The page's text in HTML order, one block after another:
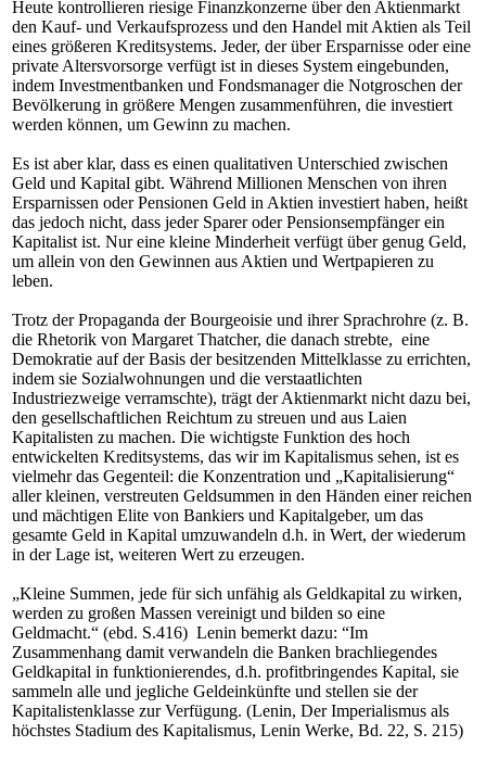
Heute kontrollieren riesige Finanzkonzerne über den Aktienmarkt
den Kauf- und Verkaufsprozess und den Handel mit Aktien als Teil
eines größeren Kreditsystems. Jeder, der über Ersparnisse oder eine
private Altersvorsorge verfügt ist in dieses System eingebunden,
indem Investmentbanken und Fondsmanager die Notgroschen der
Bevölkerung in größere Mengen zusammenführen, die investiert
werden können, um Gewinn zu machen.
Es ist aber klar, dass es einen qualitativen Unterschied zwischen
Geld und Kapital gibt. Während Millionen Menschen von ihren
Ersparnissen oder Pensionen Geld in Aktien investiert haben, heißt
das jedoch nicht, dass jeder Sparer oder Pensionsempfänger ein
Kapitalist ist. Nur eine kleine Minderheit verfügt über genug Geld,
um allein von den Gewinnen aus Aktien und Wertpapieren zu
leben.
Trotz der Propaganda der Bourgeoisie und ihrer Sprachrohre (z. B.
die Rhetorik von Margaret Thatcher, die danach strebte, eine
Demokratie auf der Basis der besitzenden Mittelklasse zu errichten,
indem sie Sozialwohnungen und die verstaatlichten
Industriezweige verramschte), trägt der Aktienmarkt nicht dazu bei,
den gesellschaftlichen Reichtum zu streuen und aus Laien
Kapitalisten zu machen. Die wichtigste Funktion des hoch
entwickelten Kreditsystems, das wir im Kapitalismus sehen, ist es
vielmehr das Gegenteil: die Konzentration und „Kapitalisierung“
aller kleinen, verstreuten Geldsummen in den Händen einer reichen
und mächtigen Elite von Bankiers und Kapitalgeber, um das
gesamte Geld in Kapital umzuwandeln d.h. in Wert, der wiederum
in der Lage ist, weiteren Wert zu erzeugen.
„Kleine Summen, jede für sich unfähig als Geldkapital zu wirken,
werden zu großen Massen vereinigt und bilden so eine
Geldmacht.“ (ebd. S.416) Lenin bemerkt dazu: “Im
Zusammenhang damit verwandeln die Banken brachliegendes
Geldkapital in funktionierendes, d.h. profitbringendes Kapital, sie
sammeln alle und jegliche Geldeinkünfte und stellen sie der
Kapitalistenklasse zur Verfügung. (Lenin, Der Imperialismus als
höchstes Stadium des Kapitalismus, Lenin Werke, Bd. 22, S. 215)